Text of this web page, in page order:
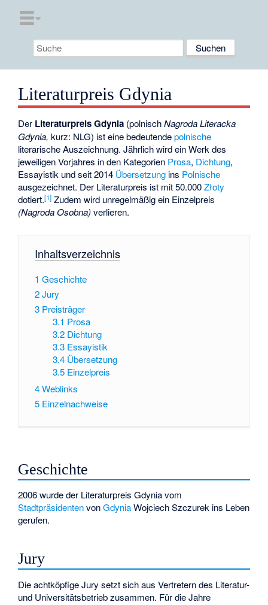
Literaturpreis Gdynia
Der Literaturpreis Gdynia (polnischNagroda Literacka
Gdynia, kurz: NLG) ist eine bedeutendepolnische
literarische Auszeichnung. Jährlich wird ein Werk des
jeweiligen Vorjahres in den Kategorien Prosa, Dichtung,
Essayistik und seit 2014 Übersetzung ins Polnische
ausgezeichnet. Der Literaturpreis ist mit 50.000Złoty
dotiert.[1] Zudem wird unregelmäßig ein Einzelpreis
(Nagroda Osobna)verlieren.
Inhaltsverzeichnis
1 Geschichte
2Jury
3 Preisträger
3.1 Prosa
3.2 Dichtung
3.3 Essayistik
3.4 Übersetzung
3.5 Einzelpreis
4Weblinks
5 Einzelnachweise
Geschichte
2006 wurde der Literaturpreis Gdynia vom
StadtpräsidentenvonGdynia Wojciech Szczurek ins Leben
gerufen.
Jury
Die achtköpfige Jury setzt sich aus Vertretern des Literatur-
und Universitätsbetrieb zusammen. Für die Jahre